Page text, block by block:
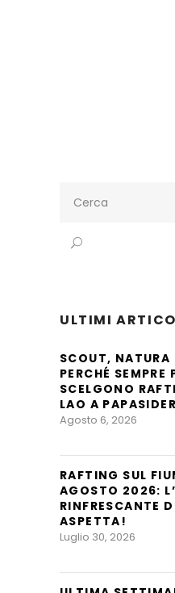
for:
ULTIMI
SCOUT, NATURA
PERCHÉ SEMPRE
SCELGONO
LAO A
Agosto 6, 2026
RAFTING SUL
AGOSTO 2026:
RINFRESCANTE
ASPETTA!
Luglio 30, 2026